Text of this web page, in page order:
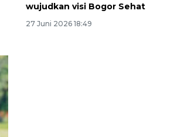
wujudkan visi Bogor Sehat
27 Juni 2026 18:49